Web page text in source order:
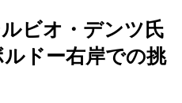
ビオ・デンツ氏
ドー右岸での挑